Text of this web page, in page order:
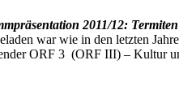
2011/12:
war wie in den letzten
ORF 3 (ORF III) – Kultur